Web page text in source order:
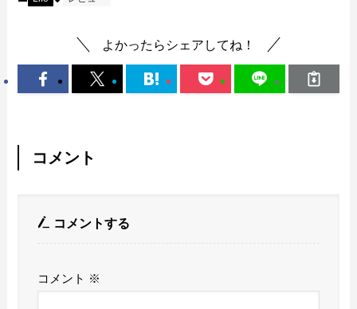
よかったらシェアしてね！
コメント
コメントする
コメント ※